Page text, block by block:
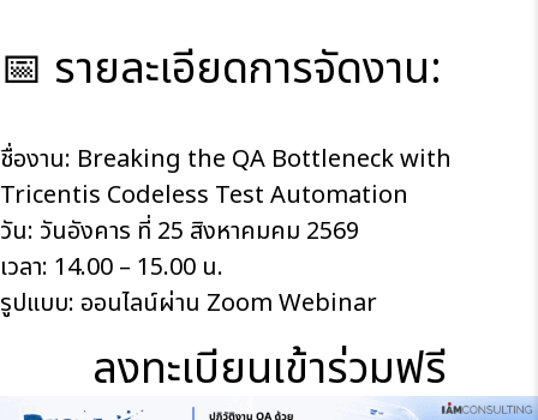
📅 รายละเอียดการจัดงาน:
ชื่องาน: Breaking the QA Bottleneck with
Tricentis Codeless Test Automation
วัน: วันอังคาร ที่ 25 สิงหาคมคม 2569
เวลา: 14.00 – 15.00 น.
รูปแบบ: ออนไลน์ผ่าน Zoom Webinar
ลงทะเบียนเข้าร่วมฟรี